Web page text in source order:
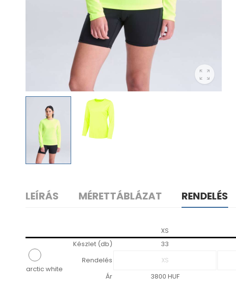
LEÍRÁS MÉRETTÁBLÁZAT RENDELÉS
XS
arctic white
Készlet (db) 33
Rendelés
Ár
3800 HUF